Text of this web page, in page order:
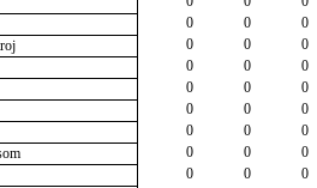
0 0
0
0 0
0
0 0
0
0 0
0
0 0
0
0 0
0
0 0
0
0 0
0